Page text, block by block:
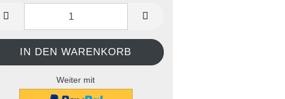
Weiter mit